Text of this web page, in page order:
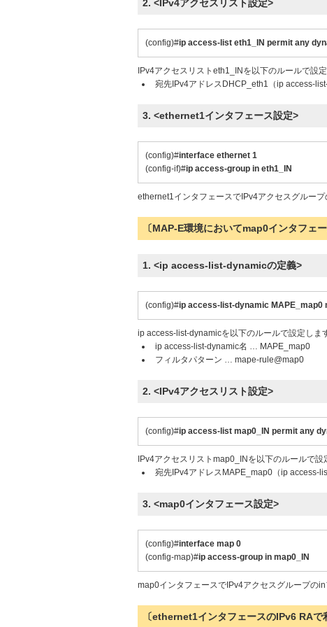
2. <IPv4アクセスリスト設定>
(config)#ip access-list eth1_IN permit any
IPv4アクセスリストeth1_INを以下のルールで設定
宛先IPv4アドレスDHCP_eth1（ip access-
3. <ethernet1インタフェース設定>
(config)#interface ethernet 1
(config-if)#ip access-group in eth1_IN
ethernet1インタフェースでIPv4アクセスグルー
〔MAP-E環境においてmap0インタフェ
1. <ip access-list-dynamicの定義>
(config)#ip access-list-dynamic MAPE_map0
ip access-list-dynamicを以下のルールで設定しま
ip access-list-dynamic名 … MAPE_map0
フィルタパターン … mape-rule@map0
2. <IPv4アクセスリスト設定>
(config)#ip access-list map0_IN permit any
IPv4アクセスリストmap0_INを以下のルールで設
宛先IPv4アドレスMAPE_map0（ip access-
3. <map0インタフェース設定>
(config)#interface map 0
(config-map)#ip access-group in map0_IN
map0インタフェースでIPv4アクセスグループの
〔ethernet1インタフェースのIPv6 RAで